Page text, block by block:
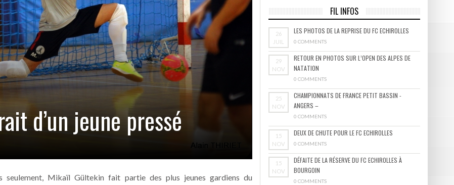
d’un jeune pressé
seulement, Mikaïl Gültekin fait partie des plus jeunes gardiens du
FIL INFOS
26
JUIL
LES PHOTOS DE LA REPRISE DU FC ECHIROLLES
0 COMMENTS
29
NOV
RETOUR EN PHOTOS SUR L’OPEN DES ALPES DE
NATATION
0 COMMENTS
25
NOV
CHAMPIONNATS DE FRANCE PETIT BASSIN -
ANGERS –
0 COMMENTS
15
NOV
DEUX DE CHUTE POUR LE FC ECHIROLLES
0 COMMENTS
15
NOV
DÉFAITE DE LA RÉSERVE DU FC ECHIROLLES À
BOURGOIN
0 COMMENTS